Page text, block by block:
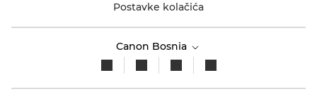
Postavke kolačića
Canon Bosnia